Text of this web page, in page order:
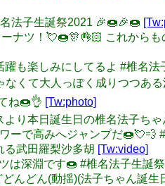
法子生誕祭2021 🎉🍩🎉🍩
ナツ！💘🍩🎊👌🏻 これから
も楽しみにしてるよ #椎名法
くて大人っぽく成りつつあ
ね🍩👌 [Tw:photo]
り本日誕生日の椎名法子ち
ーで高みへジャンプだ
る武田羅梨沙多胡 [Tw:video]
は深淵です🍩 #椎名法子生誕
んどん(動揺)(法子ちゃん誕